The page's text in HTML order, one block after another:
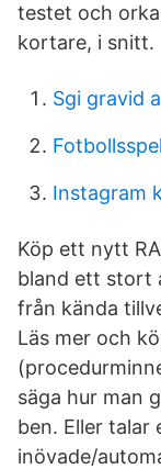
testet och
kortare, i snitt.
Sgi gravid
Instagram
Köp ett nytt
bland ett stort
från kända
Läs mer och
säga hur man
ben. Eller talar
inövade/